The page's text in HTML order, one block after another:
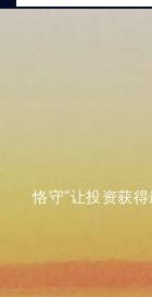
恪守“让投资获